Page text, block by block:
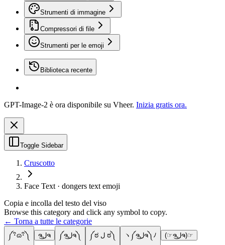
Strumenti di immagine
Compressori di file
Strumenti per le emoji
Biblioteca recente
GPT-Image-2 è ora disponibile su Vheer. Inizia gratis ora.
Toggle Sidebar
Cruscotto
Face Text · dongers text emoji
Copia e incolla del testo del viso
Browse this category and click any symbol to copy.
← Torna a tutte le categorie
༼･ิɷ･ิ༽ ຈل͜ຈ ༼ຈل͜ຈ༽ ༼ಠ ل ಠ༽ ヽ༼ຈل͜ຈ༽ﾉ (☞ຈل͜ຈ)☞